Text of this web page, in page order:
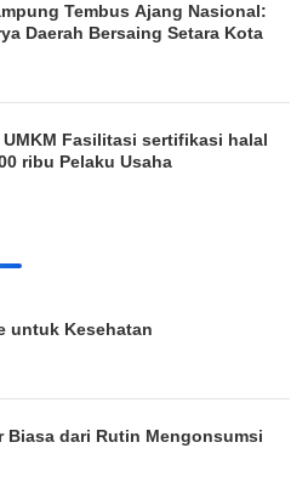
Tembus Ajang Nasional:
Daerah Bersaing Setara Kota
UMKM Fasilitasi sertifikasi halal
ribu Pelaku Usaha
untuk Kesehatan
Biasa dari Rutin Mengonsumsi